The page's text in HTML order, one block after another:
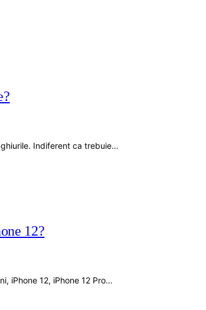
Indiferent ca trebuie…
12?
iPhone 12, iPhone 12 Pro…